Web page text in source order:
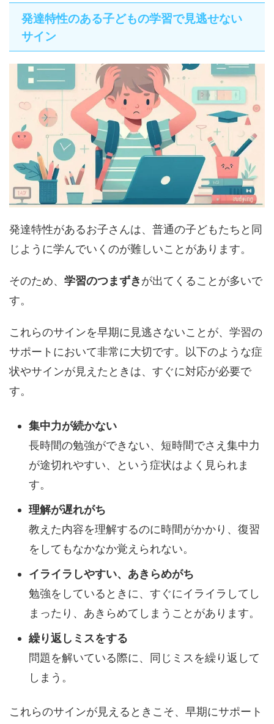
発達特性のある子どもの学習で見逃せない
サイン
発達特性があるお子さんは、普通の子どもたちと同
じように学んでいくのが難しいことがあります。
そのため、 学習のつまずきが出てくることが多いで
す。
これらのサインを早期に見逃さないことが、学習の
サポートにおいて非常に大切です。以下のような症
状やサインが見えたときは、すぐに対応が必要で
す。
集中力が続かない
長時間の勉強ができない、短時間でさえ集中力
が途切れやすい、という症状はよく見られま
す。
理解が遅れがち
教えた内容を理解するのに時間がかかり、復習
をしてもなかなか覚えられない。
イライラしやすい、あきらめがち
勉強をしているときに、すぐにイライラしてし
まったり、あきらめてしまうことがあります。
繰り返しミスをする
問題を解いている際に、同じミスを繰り返して
しまう。
これらのサインが見えるときこそ、早期にサポート